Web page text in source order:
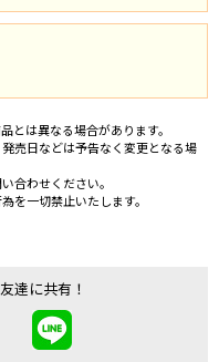
とは異なる場合があります。
売日などは予告なく変更となる場
合わせください。
を一切禁止いたします。
達に共有！